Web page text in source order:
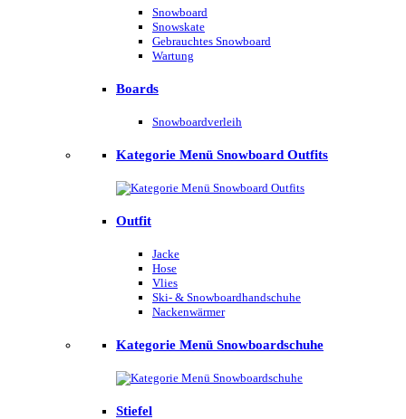
Snowboard
Snowskate
Gebrauchtes Snowboard
Wartung
Boards
Snowboardverleih
Kategorie Menü Snowboard Outfits
Outfit
Jacke
Hose
Vlies
Ski- & Snowboardhandschuhe
Nackenwärmer
Kategorie Menü Snowboardschuhe
Stiefel